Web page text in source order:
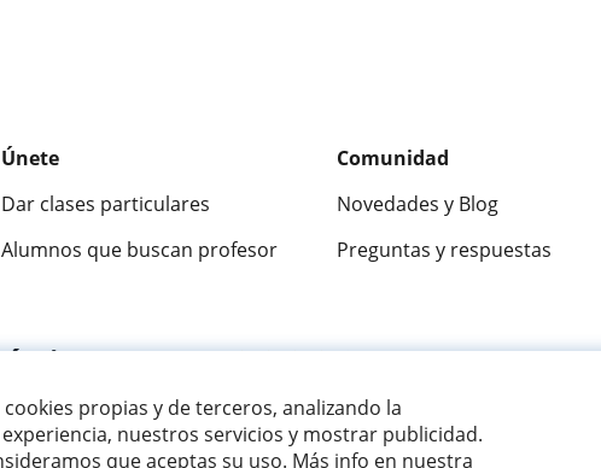
propias y de terceros, analizando la
nuestros servicios y mostrar publicidad.
que aceptas su uso. Más info en nuestra
Únete
Dar clases particulares
Alumnos que buscan profesor
Comunidad
Novedades y Blog
Preguntas y respuestas
9,5/10 ★★★★★